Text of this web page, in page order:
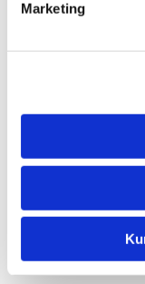
Marketing